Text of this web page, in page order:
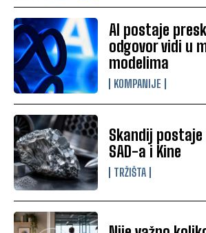
AI postaje
odgovor vidi u
modelima
KOMPANIJE
Skandij
SAD-a i Kine
TRŽIŠTA